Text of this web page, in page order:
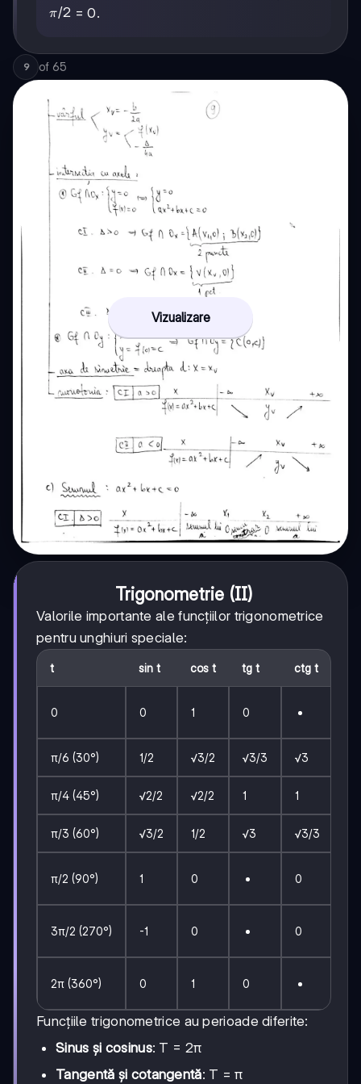
π/2
π/2 = 0.
9 of 65
Vizualizare
Trigonometrie (II)
Valorile importante ale funcțiilor trigonometrice
pentru unghiuri speciale:
t sin t cos t tg t ctg t
0 0 1 0
π/6 (30°) 1/2 √3/2 √3/3 √3
π/4 (45°) √2/2 √2/2 1 1
π/3 (60°) √3/2 1/2 √3 √3/3
π/2 (90°) 1 0 0
3π/2 (270°) -1 0 0
2π (360°) 0 1 0
Funcțiile trigonometrice au perioade diferite:
Sinus și cosinus: T = 2π
Tangentă și cotangentă: T = π